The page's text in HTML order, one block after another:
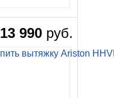
13 990 руб.